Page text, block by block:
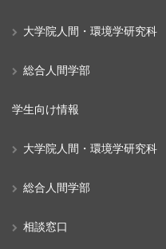
大学院人間・環境学研究科
総合人間学部
学生向け情報
大学院人間・環境学研究科
総合人間学部
相談窓口